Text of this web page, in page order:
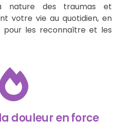
nature des traumas et
votre vie au quotidien, en
les reconnaître et les
douleur en force